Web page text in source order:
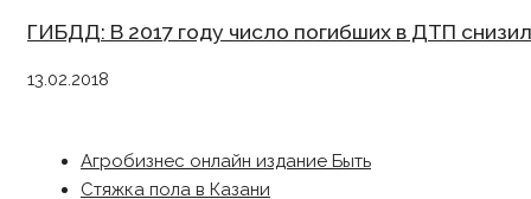
ГИБДД: В 2017 году число погибших в ДТП
13.02.2018
Агробизнес онлайн издание Быть
Стяжка пола в Казани